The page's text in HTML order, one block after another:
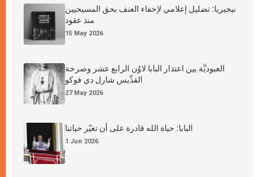
نيجيريا: تضليل إعلامي لإخفاء العنف بحق المسيحيين
منذ عقود
15 May 2026
العبوديَّة بين اعتذار البابا لاوُن الرابع عشر وصرخة
القدِّيس شارل دي فوكو
27 May 2026
البابا: حياة الله قادرة على أن تغيّر حياتنا
1 Jun 2026